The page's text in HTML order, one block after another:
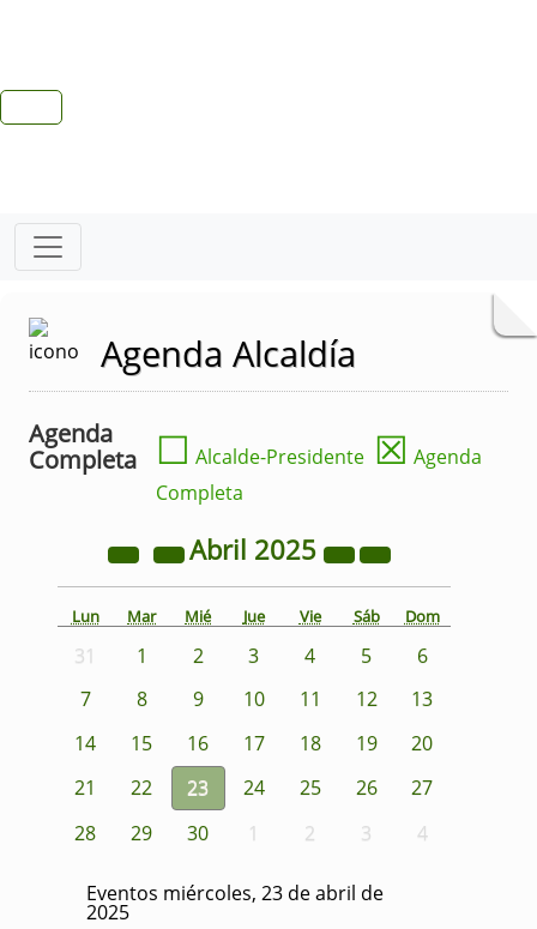
Agenda Alcaldía
Agenda
Completa
☐ Alcalde-Presidente ☒ Agenda
Completa
Abril 2025
Lun Mar Mié Jue Vie Sáb Dom
31 1 2 3 4 5
6
7
8 9 10 11 12
13
14
15 16 17 18 19
20
21
22 23 24 25 26
27
28
29 30 1 2 3 4
Eventos miércoles, 23 de abril de
2025